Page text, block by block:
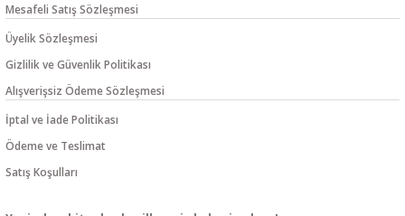
Mesafeli Satış Sözleşmesi
Üyelik Sözleşmesi
Gizlilik ve Güvenlik Politikası
Alışverişsiz Ödeme Sözleşmesi
İptal ve İade Politikası
Ödeme ve Teslimat
Satış Koşulları